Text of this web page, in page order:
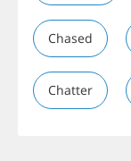
Chased
Chatter